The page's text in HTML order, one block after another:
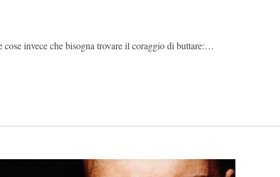
invece che bisogna trovare il coraggio di buttare:…